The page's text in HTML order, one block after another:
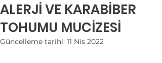
ALERJİ VE KARABİBER
TOHUMU MUCİZESİ
Güncelleme tarihi: 11 Nis 2022